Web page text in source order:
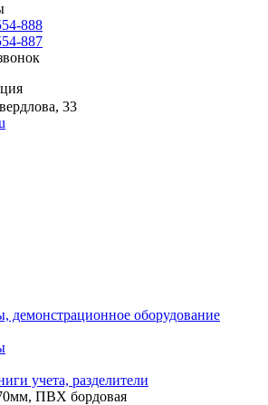
888
887
33
демонстрационное оборудование
учета, разделители
ПВХ бордовая